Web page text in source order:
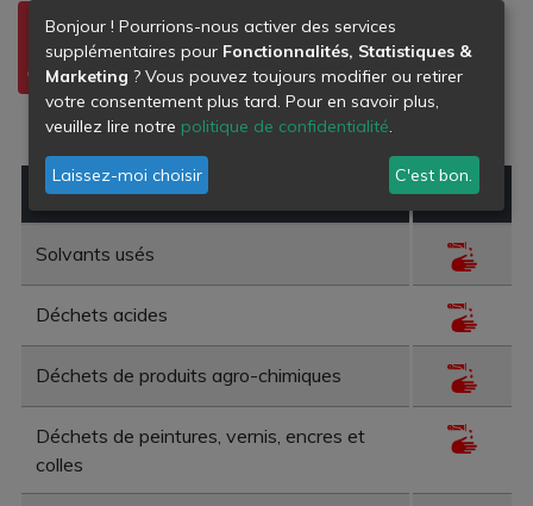
Type de déchet Danger
Solvants usés
Déchets acides
Déchets de produits agro-chimiques
Déchets de peintures, vernis, encres et
colles
DÉCHETS DE
PEINTURE
PNEUS
Bonjour ! Pourrions-nous activer des services
supplémentaires pour Fonctionnalités, Statistiques &
Marketing ? Vous pouvez toujours modifier ou retirer
votre consentement plus tard. Pour en savoir plus,
veuillez lire notre politique de confidentialité.
Laissez-moi choisir C'est bon.